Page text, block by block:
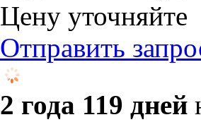
Цену уточняйте
Отправить
2 года 119 дней